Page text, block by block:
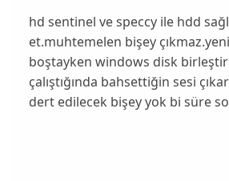
hd sentinel ve speccy ile hdd
et.muhtemelen bişey
boştayken windows disk
çalıştığında bahsettiğin sesi
dert edilecek bişey yok bi süre